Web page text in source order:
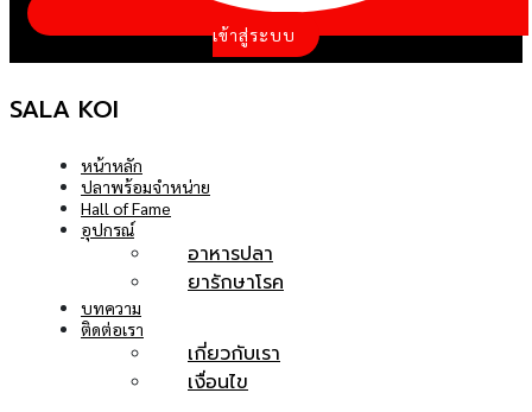
เข้าสู่ระบบ
SALA KOI
หน้าหลัก
ปลาพร้อมจำหน่าย
Hall of Fame
อุปกรณ์
อาหารปลา
ยารักษาโรค
บทความ
ติดต่อเรา
เกี่ยวกับเรา
เงื่อนไข